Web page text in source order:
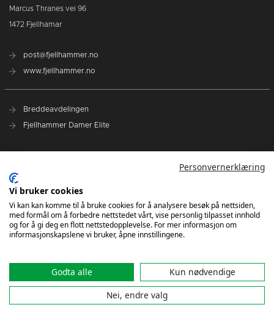
Marcus Thranes vei 96
1472 Fjellhamar
post@fjellhammer.no
www.fjellhammer.no
Breddeavdelingen
Fjellhammer Damer Elite
NHF Region Øst
Kontakt oss
Personvernerklæring
Vi bruker cookies
Vi kan kan komme til å bruke cookies for å analysere besøk på nettsiden,
med formål om å forbedre nettstedet vårt, vise personlig tilpasset innhold
og for å gi deg en flott nettstedopplevelse. For mer informasjon om
informasjonskapslene vi bruker, åpne innstillingene.
Godta alle
Kun nødvendige
Nei, endre valg